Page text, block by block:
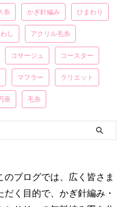
糸 かぎ針編み ひまわり
し アクリル毛糸
コサージュ コースター
マフラー ラリエット
座 毛糸
ブログでは、広く皆さま
く目的で、かぎ針編み・